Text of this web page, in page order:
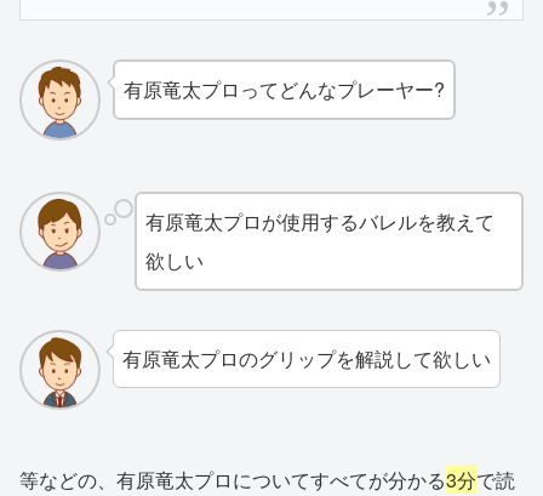
有原竜太プロってどんなプレーヤー?
有原竜太プロが使用するバレルを教えて
欲しい
有原竜太プロのグリップを解説して欲しい
等などの、有原竜太プロについてすべてが分かる3分で読